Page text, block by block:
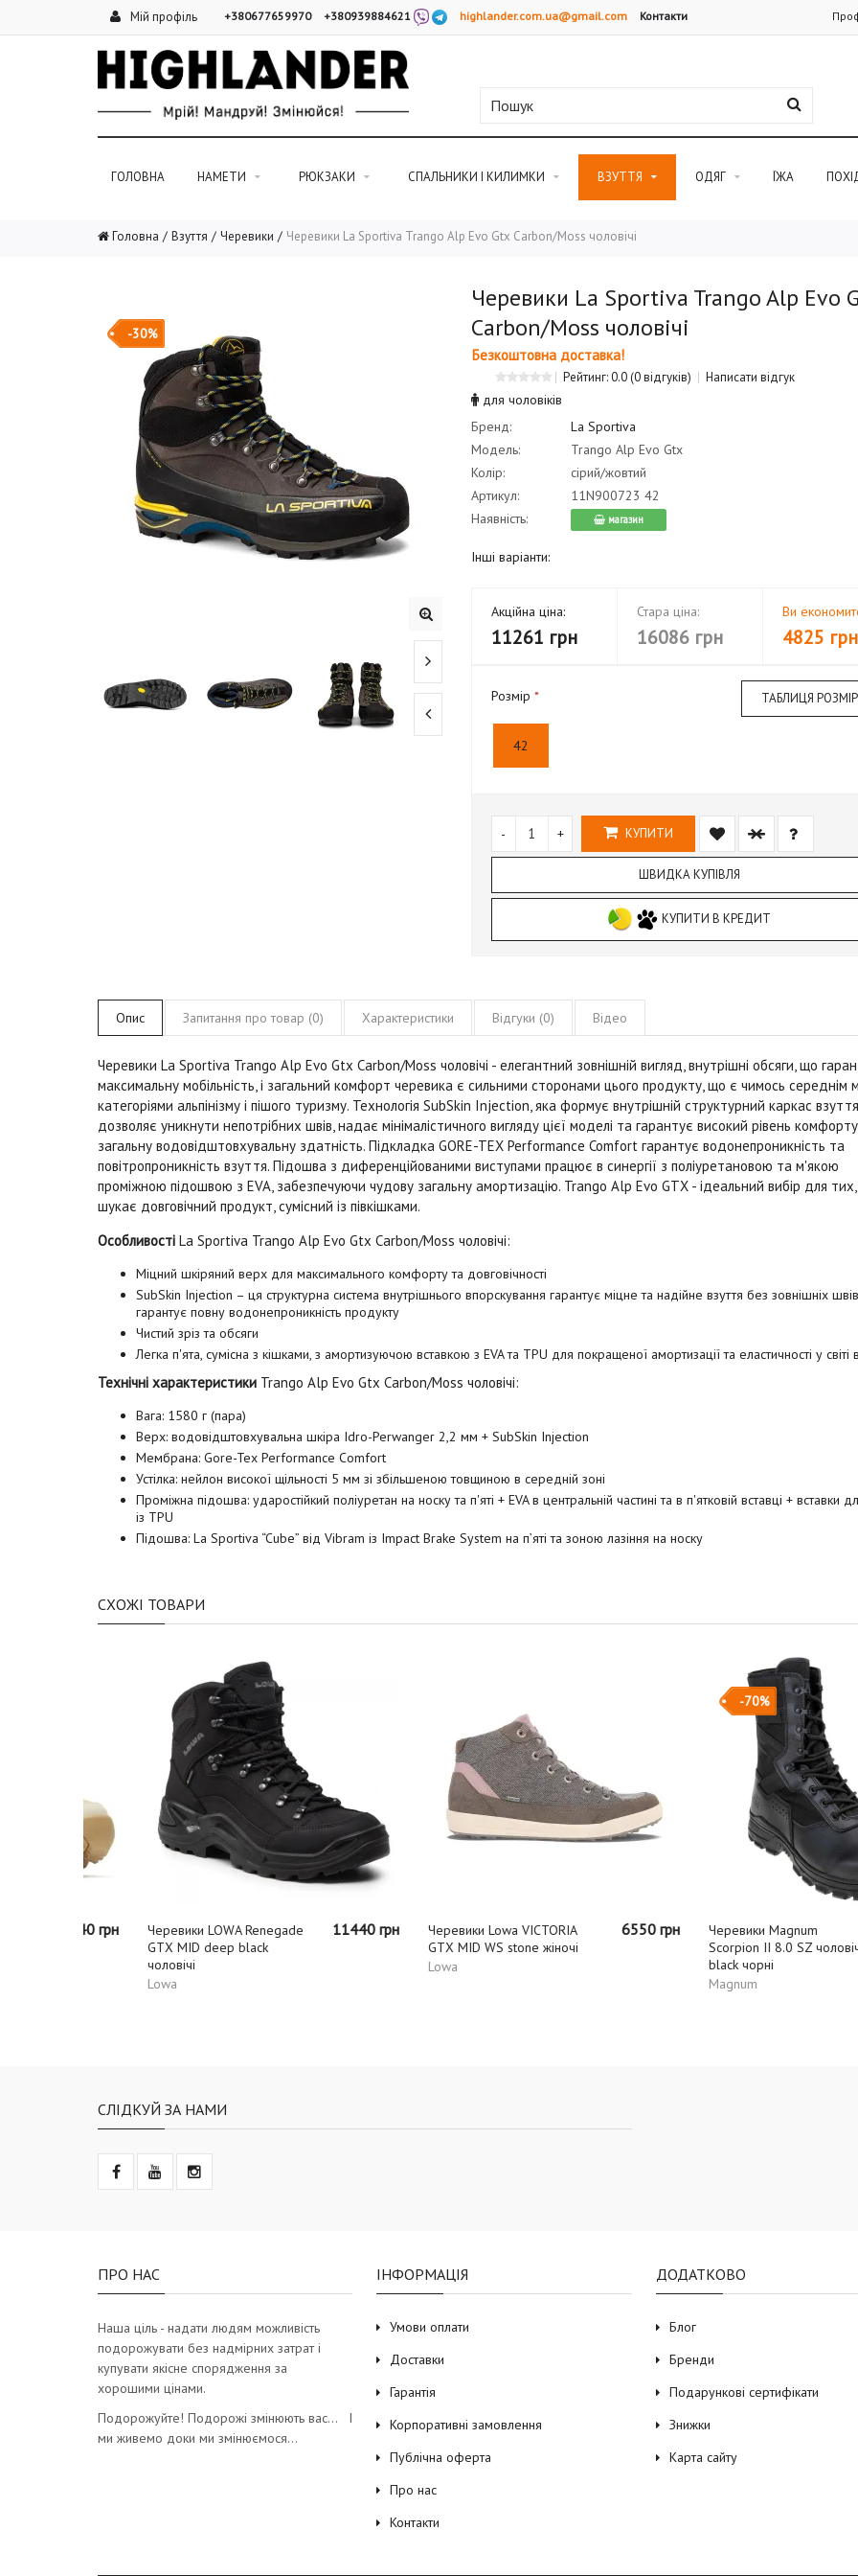
Мій профіль +380677659970 +380939884621 highlander.com.ua@gmail.com Контакти
ГОЛОВНА НАМЕТИ РЮКЗАКИ СПАЛЬНИКИ І КИЛИМКИ ВЗУТТЯ ОДЯГ ЇЖА
Головна Взуття Черевики Черевики La Sportiva Trango Alp Evo Gtx Carbon/Moss чоловічі
-30%
Черевики La Sportiva Trango Alp Evo
Carbon/Moss чоловічі
Безкоштовна доставка!
Рейтинг: 0.0(0 відгуків) Написати відгук
для чоловіків
Бренд:
La Sportiva
Модель:
Trango Alp Evo Gtx
Колір:
сірий/жовтий
Артикул:
11N900723 42
Наявність:
магазин
Інші варіанти:
Акційна ціна:
11261 грн
Стара ціна:
16086 грн
Ви
4825 грн
Розмір ТАБЛИЦЯ
42
- + КУПИТИ
ШВИДКА КУПІВЛЯ
КУПИТИ В КРЕДИТ
Опис Запитання про товар (0) Характеристики Відгуки (0) Відео
Черевики La Sportiva Trango Alp Evo Gtx Carbon/Moss чоловічі - eлегантний зовнішній вигляд, внутрішні обсяги, що
максимальну мобільність, і загальний комфорт черевика є сильними сторонами цього продукту, що є чимось середнім
категоріями альпінізму і пішого туризму. Технологія SubSkin Injection, яка формує внутрішній структурний каркас
дозволяє уникнути непотрібних швів, надає мінімалістичного вигляду цієї моделі та гарантує високий рівень
загальну водовідштовхувальну здатність. Підкладка GORE-TEX Performance Comfort гарантує водонепроникність та
повітропроникність взуття. Підошва з диференційованими виступами працює в синергії з поліуретановою та м'якою
проміжною підошвою з EVA, забезпечуючи чудову загальну амортизацію. Trango Alp Evo GTX - ідеальний вибір для
шукає довговічний продукт, сумісний із півкішками.
Особливості La Sportiva Trango Alp Evo Gtx Carbon/Moss чоловічі:
Міцний шкіряний верх для максимального комфорту та довговічності
SubSkin Injection – ця структурна система внутрішнього впорскування гарантує міцне та надійне взуття без зовнішніх
гарантує повну водонепроникність продукту
Чистий зріз та обсяги
Легка п'ята, сумісна з кішками, з амортизуючою вставкою з EVA та TPU для покращеної амортизації та еластичності у світі
Технічні характеристики Trango Alp Evo Gtx Carbon/Moss чоловічі:
Вага: 1580 г (пара)
Верх: водовідштовхувальна шкіра Idro-Perwanger 2,2 мм + SubSkin Injection
Мембрана: Gore-Tex Performance Comfort
Устілка: нейлон високої щільності 5 мм зі збільшеною товщиною в середній зоні
Проміжна підошва: ударостійкий поліуретан на носку та п'яті + EVA в центральній частині та в п'ятковій вставці + вставки
із TPU
Підошва: La Sportiva “Cube” від Vibram із Impact Brake System на п’яті та зоною лазіння на носку
СХОЖІ ТОВАРИ
Черевики LOWA Renegade
GTX MID deep black
11440 грн
Черевики Lowa VICTORIA
GTX MID WS stone жіночі
6550 грн
-70%
Черевики Magnum
Scorpion II 8.0 SZ чоловічі
black чорні
СЛІДКУЙ ЗА НАМИ
ПРО НАС
Наша ціль - надати людям можливість
подорожувати без надмірних затрат і
купувати якісне спорядження за
хорошими цінами.
Подорожуйте! Подорожі змінюють вас… І
ми живемо доки ми змінюємося…
ІНФОРМАЦІЯ
Умови оплати
Доставки
Гарантія
Корпоративні замовлення
Публічна оферта
Про нас
Контакти
ДОДАТКОВО
Блог
Бренди
Подарункові сертифікати
Знижки
Карта сайту